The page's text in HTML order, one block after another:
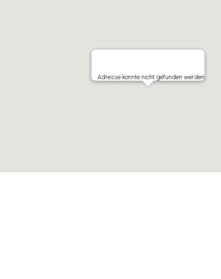
Adresse konnte nicht gefunden werden